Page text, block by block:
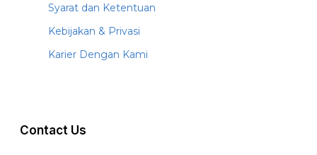
Syarat dan Ketentuan
Kebijakan & Privasi
Karier Dengan Kami
Contact Us